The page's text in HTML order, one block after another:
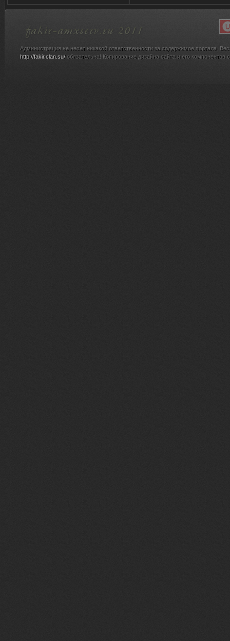
Администрация не несет никакой ответственности за содержимое портала.
http://fakir.clan.su/обязательна! Копирование дизайна сайта и его